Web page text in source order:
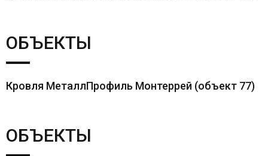
ОБЪЕКТЫ
Кровля МеталлПрофиль Монтеррей (объект 77)
ОБЪЕКТЫ